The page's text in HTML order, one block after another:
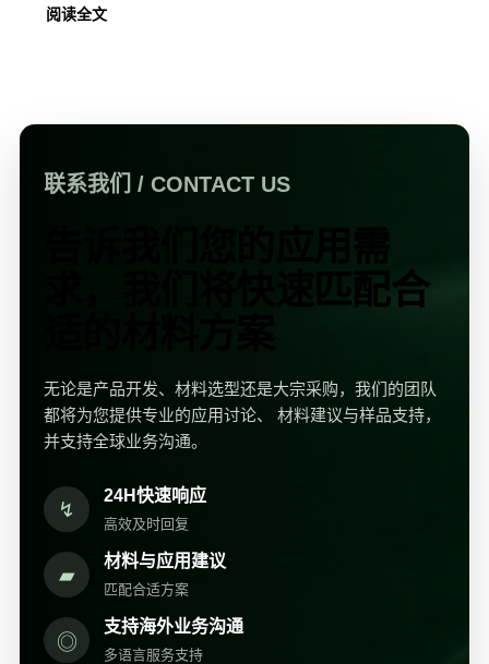
阅读全文
联系我们 / CONTACT US
求，我们将快速匹配合
无论是产品开发、材料选型还是大宗采购，我们的团队
都将为您提供专业的应用讨论、 材料建议与样品支持，
并支持全球业务沟通。
↯
24H快速响应
高效及时回复
▰
材料与应用建议
匹配合适方案
◎
支持海外业务沟通
多语言服务支持